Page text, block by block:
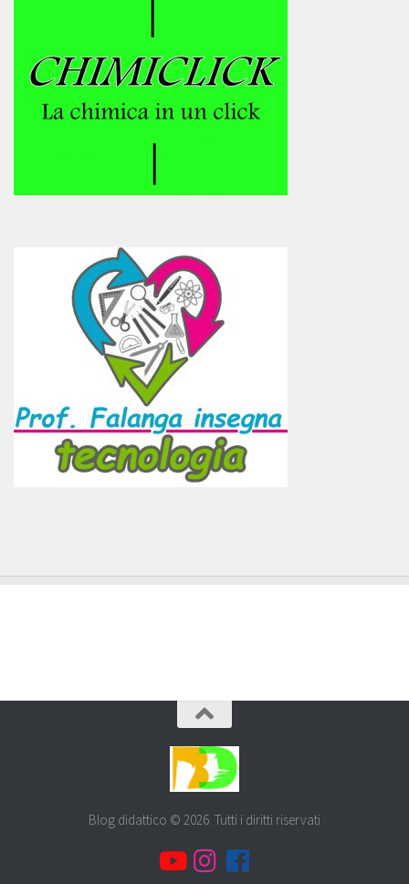
Blog didattico © 2026. Tutti i diritti riservati